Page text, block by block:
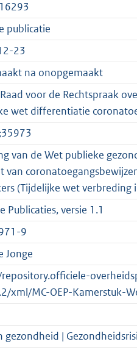
d
s
g
r
o
o
t
t
e
:
3
K
b
n
d
s
g
r
o
o
t
t
e
:
3
K
publicatie
23
na onopgemaakt
voor de Rechtspraak
wet differentiatie
van de Wet publieke
van
(Tijdelijke wet
Publicaties, versie 1.1
9
Jonge
xml/MC-OEP-Kamerstuk-
gezondheid |